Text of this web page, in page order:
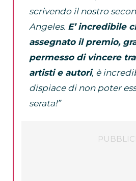
scrivendo il nostro
Angeles. E’ incredibile
assegnato il premio,
permesso di vincere
artisti e autori, è
dispiace di non poter
serata!”